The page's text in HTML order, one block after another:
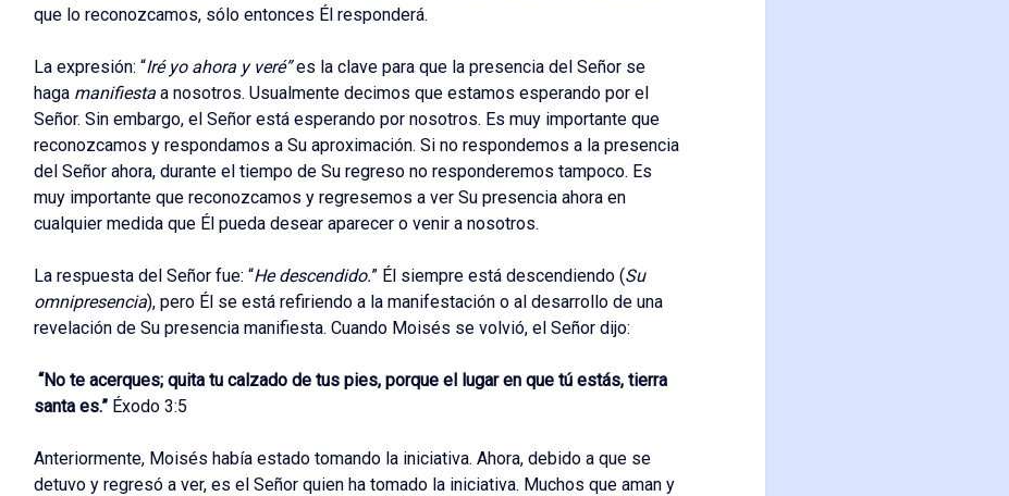
que lo reconozcamos, sólo entonces Él responderá.
La expresión: “Iré yo ahora y veré”es la clave para que la presencia del Señor se
haga manifiesta a nosotros. Usualmente decimos que estamos esperando por el
Señor. Sin embargo, el Señor está esperando por nosotros. Es muy importante que
reconozcamos y respondamos a Su aproximación. Si no respondemos a la presencia
del Señor ahora, durante el tiempo de Su regreso no responderemos tampoco. Es
muy importante que reconozcamos y regresemos a ver Su presencia ahora en
cualquier medida que Él pueda desear aparecer o venir a nosotros.
La respuesta del Señor fue: “He descendido.” Él siempre está descendiendo (Su
omnipresencia), pero Él se está refiriendo a la manifestación o al desarrollo de una
revelación de Su presencia manifiesta. Cuando Moisés se volvió, el Señor dijo:
“No te acerques; quita tu calzado de tus pies, porque el lugar en que tú estás, tierra
santa es.” Éxodo 3:5
Anteriormente, Moisés había estado tomando la iniciativa. Ahora, debido a que se
detuvo y regresó a ver, es el Señor quien ha tomado la iniciativa. Muchos que aman y